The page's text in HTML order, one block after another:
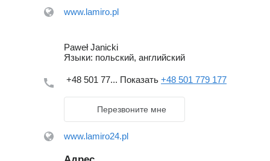
www.lamiro.pl
Paweł Janicki
Языки: польский, английский
+48 501 77... Показать +48 501 779 177
Перезвоните мне
www.lamiro24.pl